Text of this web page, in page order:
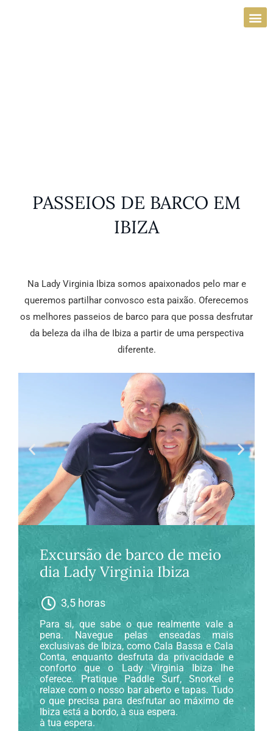
PASSEIOS DE BARCO EM
IBIZA
Na Lady Virginia Ibiza somos apaixonados pelo mar e
queremos partilhar convosco esta paixão. Oferecemos
os melhores passeios de barco para que possa desfrutar
da beleza da ilha de Ibiza a partir de uma perspectiva
diferente.
Excursão de barco de meio
dia Lady Virginia Ibiza
3,5 horas
Para si, que sabe o que realmente vale a
pena. Navegue pelas enseadas mais
exclusivas de Ibiza, como Cala Bassa e Cala
Conta, enquanto desfruta da privacidade e
conforto que o Lady Virginia Ibiza lhe
oferece. Pratique Paddle Surf, Snorkel e
relaxe com o nosso bar aberto e tapas. Tudo
o que precisa para desfrutar ao máximo de
Ibiza está a bordo, à sua espera.
à tua espera.